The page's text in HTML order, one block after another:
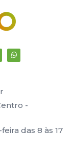
-
das 8 às 17